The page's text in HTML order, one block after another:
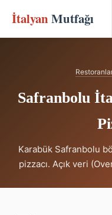
İtalyan Mutfağı
Safranbolu
Karabük Safranbolu
pizzacı. Açık veri